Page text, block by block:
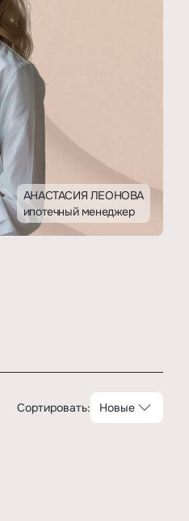
АНАСТАСИЯ ЛЕОНОВА
ипотечный менеджер
Сортировать: Новые